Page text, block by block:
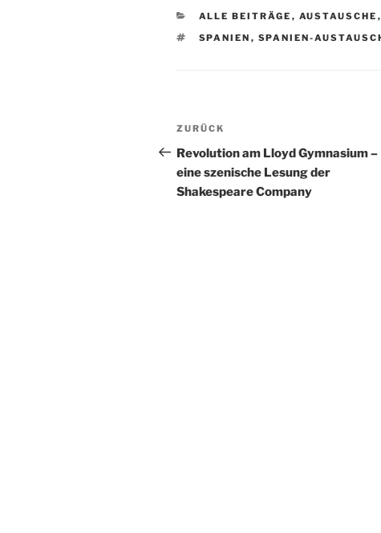
KATEGORIEN
ALLE BEITRÄGE , AUSTAUSCHE ,
SCHLAGWÖRTER
SPANIEN , SPANIEN-
Beitragsnavigation
Vorheriger
Beitrag
ZURÜCK
Revolution am Lloyd Gymnasium –
eine szenische Lesung der
Shakespeare Company